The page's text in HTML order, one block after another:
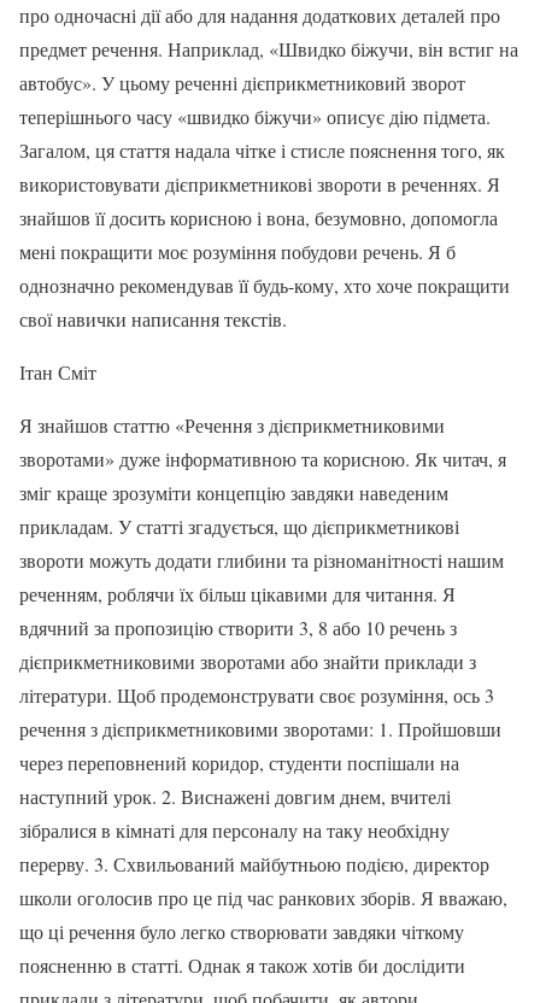
про одночасні дії або для надання додаткових деталей про
предмет речення. Наприклад, «Швидко біжучи, він встиг на
автобус». У цьому реченні дієприкметниковий зворот
теперішнього часу «швидко біжучи» описує дію підмета.
Загалом, ця стаття надала чітке і стисле пояснення того, як
використовувати дієприкметникові звороти в реченнях. Я
знайшов її досить корисною і вона, безумовно, допомогла
мені покращити моє розуміння побудови речень. Я б
однозначно рекомендував її будь-кому, хто хоче покращити
свої навички написання текстів.
Ітан Сміт
Я знайшов статтю «Речення з дієприкметниковими
зворотами» дуже інформативною та корисною. Як читач, я
зміг краще зрозуміти концепцію завдяки наведеним
прикладам. У статті згадується, що дієприкметникові
звороти можуть додати глибини та різноманітності нашим
реченням, роблячи їх більш цікавими для читання. Я
вдячний за пропозицію створити 3, 8 або 10 речень з
дієприкметниковими зворотами або знайти приклади з
літератури. Щоб продемонструвати своє розуміння, ось 3
речення з дієприкметниковими зворотами: 1. Пройшовши
через переповнений коридор, студенти поспішали на
наступний урок. 2. Виснажені довгим днем, вчителі
зібралися в кімнаті для персоналу на таку необхідну
перерву. 3. Схвильований майбутньою подією, директор
школи оголосив про це під час ранкових зборів. Я вважаю,
що ці речення було легко створювати завдяки чіткому
поясненню в статті. Однак я також хотів би дослідити